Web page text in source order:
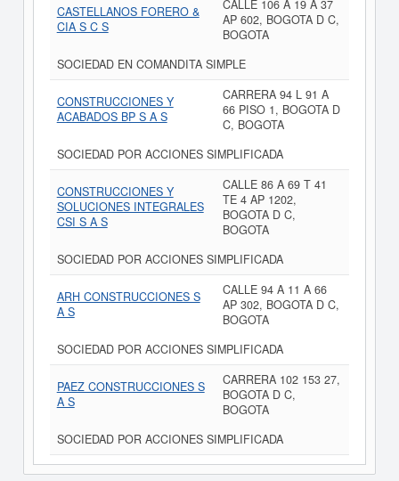
CASTELLANOS FORERO &
CIA S C S
CALLE 106 A 19 A 37
AP 602, BOGOTA D C,
BOGOTA
SOCIEDAD EN COMANDITA SIMPLE
CONSTRUCCIONES Y
ACABADOS BP S A S
CARRERA 94 L 91 A
66 PISO 1, BOGOTA D
C, BOGOTA
SOCIEDAD POR ACCIONES SIMPLIFICADA
CONSTRUCCIONES Y
SOLUCIONES INTEGRALES
CSI S A S
CALLE 86 A 69 T 41
TE 4 AP 1202,
BOGOTA D C,
BOGOTA
SOCIEDAD POR ACCIONES SIMPLIFICADA
ARH CONSTRUCCIONES S
A S
CALLE 94 A 11 A 66
AP 302, BOGOTA D C,
BOGOTA
SOCIEDAD POR ACCIONES SIMPLIFICADA
PAEZ CONSTRUCCIONES S
A S
CARRERA 102 153 27,
BOGOTA D C,
BOGOTA
SOCIEDAD POR ACCIONES SIMPLIFICADA